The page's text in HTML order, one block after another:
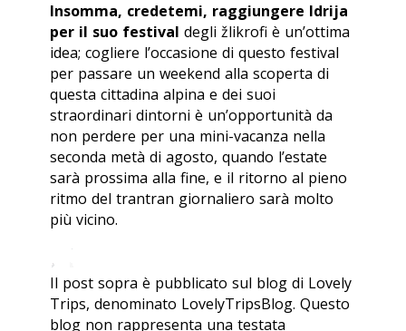
Insomma, credetemi, raggiungere Idrija
per il suo festival degli žlikrofi è un’ottima
idea; cogliere l’occasione di questo festival
per passare un weekend alla scoperta di
questa cittadina alpina e dei suoi
straordinari dintorni è un’opportunità da
non perdere per una mini-vacanza nella
seconda metà di agosto, quando l’estate
sarà prossima alla fine, e il ritorno al pieno
ritmo del trantran giornaliero sarà molto
più vicino.
Il post sopra è pubblicato sul blog di Lovely
Trips, denominato LovelyTripsBlog. Questo
blog non rappresenta una testata